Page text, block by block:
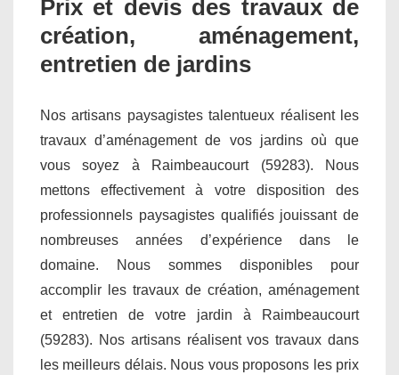
Prix et devis des travaux de
création, aménagement,
entretien de jardins
Nos artisans paysagistes talentueux réalisent les
travaux d’aménagement de vos jardins où que
vous soyez à Raimbeaucourt (59283). Nous
mettons effectivement à votre disposition des
professionnels paysagistes qualifiés jouissant de
nombreuses années d’expérience dans le
domaine. Nous sommes disponibles pour
accomplir les travaux de création, aménagement
et entretien de votre jardin à Raimbeaucourt
(59283). Nos artisans réalisent vos travaux dans
les meilleurs délais. Nous vous proposons les prix